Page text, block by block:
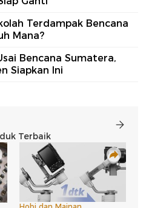
Terdampak Bencana
Mana?
Bencana Sumatera,
Siapkan Ini